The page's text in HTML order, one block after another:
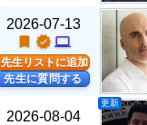
2026-07-13
turned_in verified computer
先生リストに追加
先生に質問する
2026-08-04
更新